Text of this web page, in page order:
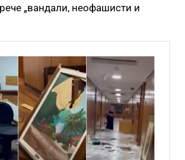
„вандали, неофашисти и